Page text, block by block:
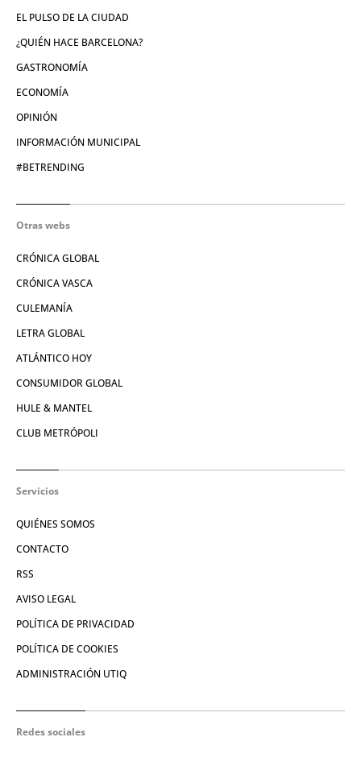
EL PULSO DE LA CIUDAD
¿QUIÉN HACE BARCELONA?
GASTRONOMÍA
ECONOMÍA
OPINIÓN
INFORMACIÓN MUNICIPAL
#BETRENDING
Otras webs
CRÓNICA GLOBAL
CRÓNICA VASCA
CULEMANÍA
LETRA GLOBAL
ATLÁNTICO HOY
CONSUMIDOR GLOBAL
HULE & MANTEL
CLUB METRÓPOLI
Servicios
QUIÉNES SOMOS
CONTACTO
RSS
AVISO LEGAL
POLÍTICA DE PRIVACIDAD
POLÍTICA DE COOKIES
ADMINISTRACIÓN UTIQ
Redes sociales